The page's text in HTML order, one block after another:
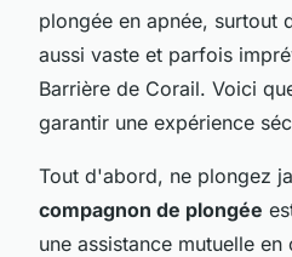
plongée en apnée, surtout
aussi vaste et parfois
Barrière de Corail. Voici
garantir une expérience
Tout d'abord, ne plongez
compagnon de plongée
une assistance mutuelle